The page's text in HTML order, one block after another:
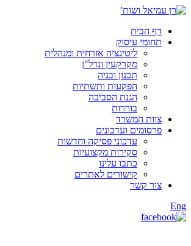
דף הבית
תחומי עיסוק
ליטיגציה אזרחית ומנהלית
מקרקעין ונדל"ן
תכנון ובניה
הפקעות ותשתיות
הגנת הסביבה
בוררות
צוות המשרד
פרסומים ועדכונים
עדכוני פסיקה וחדשות
סקירות מקצועיות
כתבו עלינו
קישורים לאתרים
צור קשר
Eng